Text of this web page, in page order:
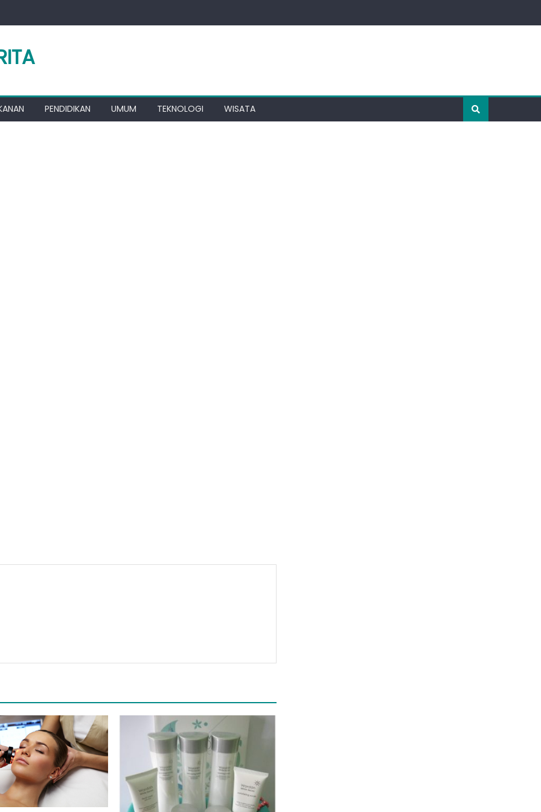
PENDIDIKAN UMUM TEKNOLOGI WISATA